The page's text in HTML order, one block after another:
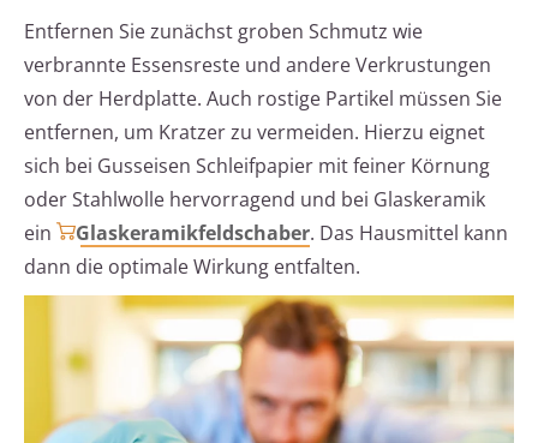
Entfernen Sie zunächst groben Schmutz wie
verbrannte Essensreste und andere Verkrustungen
von der Herdplatte. Auch rostige Partikel müssen Sie
entfernen, um Kratzer zu vermeiden. Hierzu eignet
sich bei Gusseisen Schleifpapier mit feiner Körnung
oder Stahlwolle hervorragend und bei Glaskeramik
ein
Glaskeramikfeldschaber. Das Hausmittel kann
dann die optimale Wirkung entfalten.